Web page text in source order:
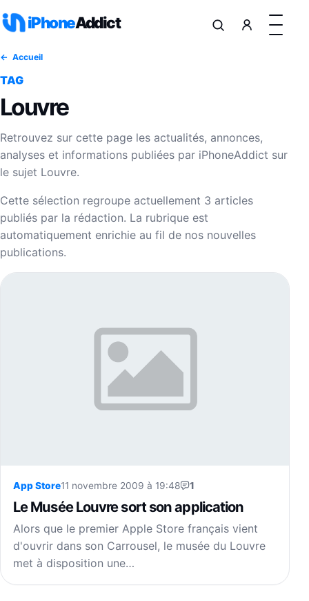
iPhoneAddict
Accueil
TAG
Louvre
Retrouvez sur cette page les actualités, annonces,
analyses et informations publiées par iPhoneAddict sur
le sujet Louvre.
Cette sélection regroupe actuellement 3 articles
publiés par la rédaction. La rubrique est
automatiquement enrichie au fil de nos nouvelles
publications.
App Store11 novembre 2009 à 19:48 1
Le Musée Louvre sort son application
Alors que le premier Apple Store français vient
d'ouvrir dans son Carrousel, le musée du Louvre
met à disposition une…